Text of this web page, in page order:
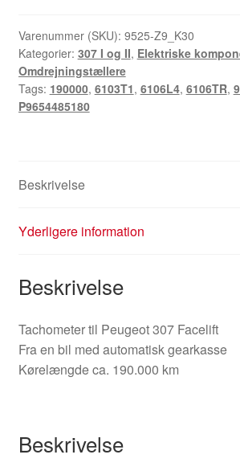
307
Automatisk
9654485180
antal
Varenummer (SKU): 9525-Z9_K30
Kategorier: 307 I og II, Elektriske
Omdrejningstællere
Tags: 190000, 6103T1, 6106L4, 6106TR,
P9654485180
Beskrivelse
Yderligere information
Beskrivelse
Tachometer til Peugeot 307 Facelift
Fra en bil med automatisk gearkasse
Kørelængde ca. 190.000 km
Beskrivelse